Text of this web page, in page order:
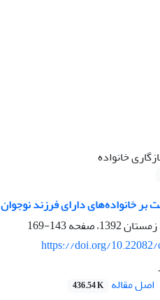
خانواده
بر خانواده‌های دارای فرزند نوجوان
143-169
https://doi.org/
اصل مقاله 436.54 K